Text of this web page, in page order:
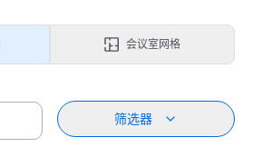
会议室网格
筛选器